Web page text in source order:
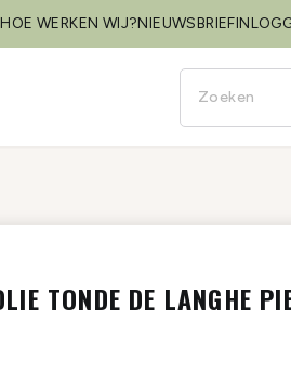
HOE WERKEN WIJ?NIEUWSBRIEF
TONDE DE LANGHE